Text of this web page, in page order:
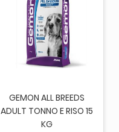
GEMON ALL BREEDS
ADULT TONNO E RISO 15
KG